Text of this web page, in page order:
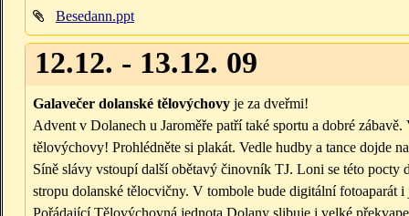
Besedann.ppt
12.12. - 13.12. 09
Galavečer dolanské tělovýchovy je za dveřmi!
Advent v Dolanech u Jaroměře patří také sportu a dobré
tělovýchovy! Prohlédněte si plakát. Vedle hudby a tance dojde
Síně slávy vstoupí další obětavý činovník TJ. Loni se této
stropu dolanské tělocvičny. V tombole bude digitální fotoaparát